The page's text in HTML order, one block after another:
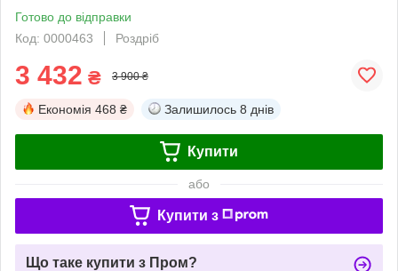
Готово до відправки
Код: 0000463
Роздріб
3 432 ₴ 3 900 ₴
Економія 468 ₴ Залишилось 8 днів
Купити
або
Купити з
Що таке купити з Пром?